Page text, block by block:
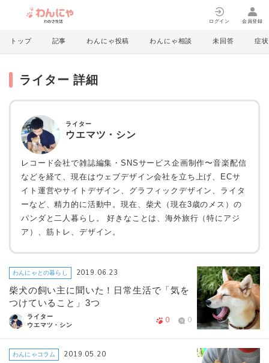
ログイン 会員登録
トップ 記事 わんにゃ投稿 わんにゃ相談 未回答 症状
ライター 詳細
ライター
ウエマツ・シン
レコード会社で雑誌編集・SNSサービス企画制作〜音楽配信
などを経て、現在はウェブデザイン会社を立ち上げ、ECサ
イト運営やサイトデザイン、グラフィックデザイン、ライタ
ーなど、精力的に活動中。現在、柴犬（現在3歳のメス）の
パンダと二人暮らし。 好きなことは、海外旅行（特にアジ
ア）、筋トレ、デザイン。
わんにゃとの暮らし 2019.06.23
柴犬の飼い主に聞いた！日常生活で「気を
つけていること」3つ
ライター
ウエマツ・シン
0 0
わんにゃコラム 2019.05.20